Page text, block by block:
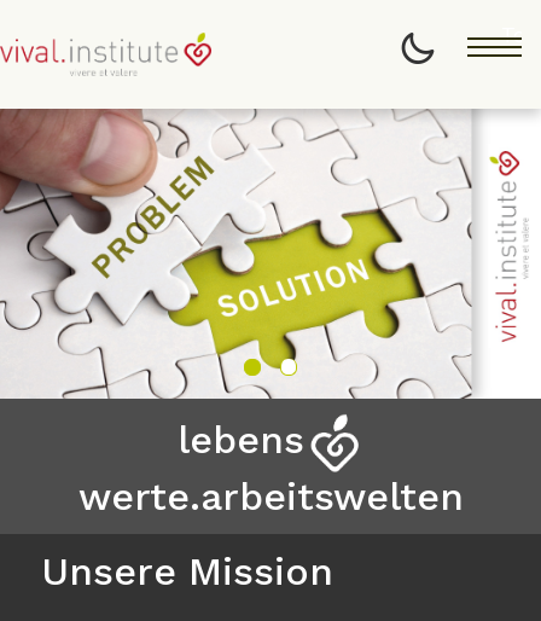
lebens
werte.arbeitswelten
Unsere Mission